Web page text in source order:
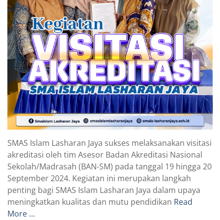
SMAS Islam Lasharan Jaya sukses melaksanakan visitasi
akreditasi oleh tim Asesor Badan Akreditasi Nasional
Sekolah/Madrasah (BAN-SM) pada tanggal 19 hingga 20
September 2024. Kegiatan ini merupakan langkah
penting bagi SMAS Islam Lasharan Jaya dalam upaya
meningkatkan kualitas dan mutu pendidikan Read
More …